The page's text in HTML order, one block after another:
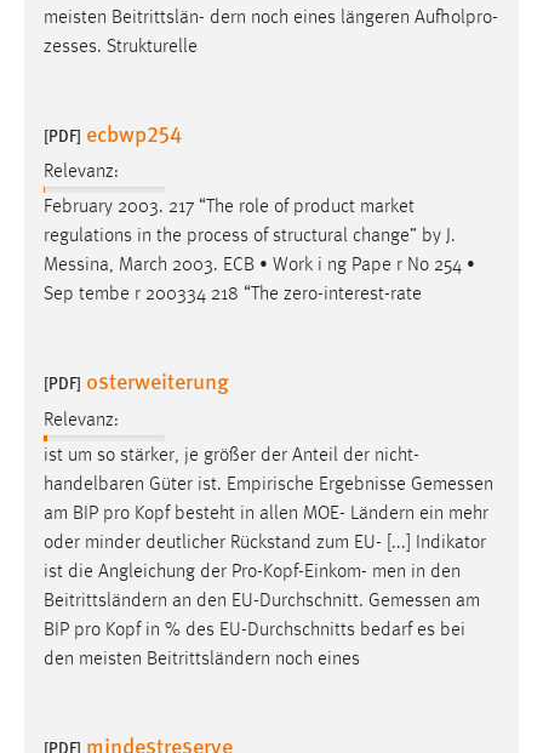
meisten Beitrittslän- dern noch eines längeren Aufholpro-
zesses. Strukturelle
[PDF] ecbwp254
Relevanz:
February 2003. 217 “The role of product market
regulations in the process of structural change” by J.
Messina, March 2003. ECB • Work i ng Pape r No 254 •
Sep tembe r 200334 218 “The zero-interest-rate
[PDF] osterweiterung
Relevanz:
ist um so stärker, je größer der Anteil der nicht-
handelbaren Güter ist. Empirische Ergebnisse Gemessen
am BIP pro Kopf besteht in allen MOE- Ländern ein mehr
oder minder deutlicher Rückstand zum EU- [...] Indikator
ist die Angleichung der Pro-Kopf-Einkom- men in den
Beitrittsländern an den EU-Durchschnitt. Gemessen am
BIP pro Kopf in % des EU-Durchschnitts bedarf es bei
den meisten Beitrittsländern noch eines
[PDF] mindestreserve
Zweck:
Conversion-Tracking
3 Monate
EXTERNE MEDIEN
Um Inhalte von Videoplattformen und Social Media
Plattformen anzeigen zu können, werden von diesen
YouTube
Vimeo